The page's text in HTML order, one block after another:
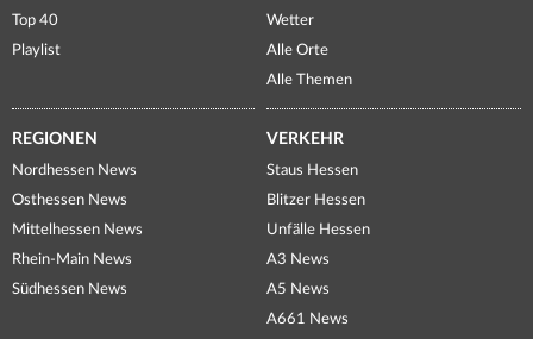
Top 40
Playlist
Wetter
Alle Orte
Alle Themen
REGIONEN
Nordhessen News
Osthessen News
Mittelhessen News
Rhein-Main News
Südhessen News
VERKEHR
Staus Hessen
Blitzer Hessen
Unfälle Hessen
A3 News
A5 News
A661 News